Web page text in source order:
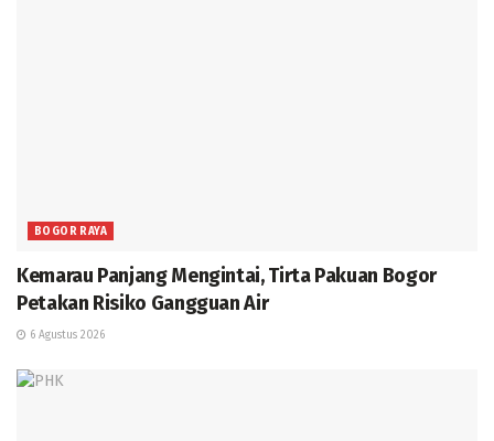
BOGOR RAYA
Kemarau Panjang Mengintai, Tirta Pakuan Bogor
Petakan Risiko Gangguan Air
6 Agustus 2026